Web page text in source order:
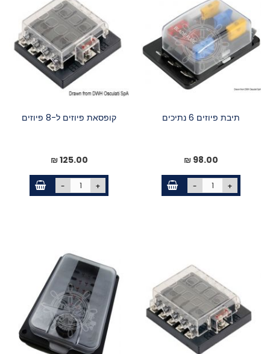
תיבת פיוזים 6 נתיכים
98.00 ₪
- +
קופסאת פיוזים ל-8 פיוזים
125.00 ₪
- +